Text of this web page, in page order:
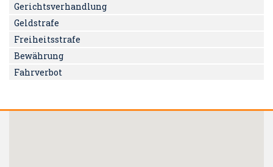
Gerichtsverhandlung
Geldstrafe
Freiheitsstrafe
Bewährung
Fahrverbot